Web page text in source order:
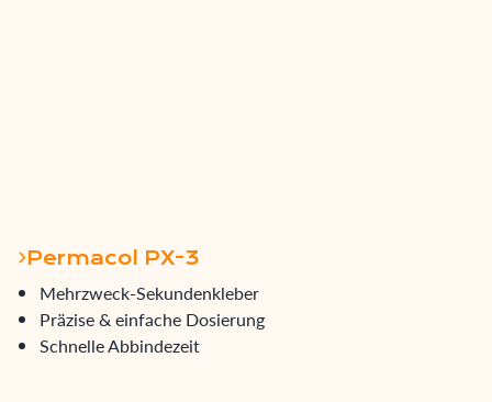
Permacol PX-3
Mehrzweck-Sekundenkleber
Präzise & einfache Dosierung
Schnelle Abbindezeit